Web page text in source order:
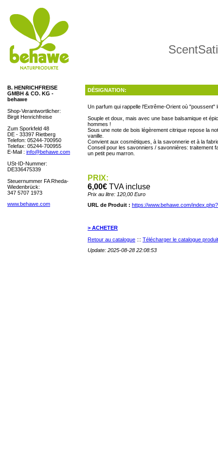
B. HENRICHFREISE
GMBH & CO. KG -
behawe
Shop-Verantwortlicher:
Birgit Henrichfreise
Zum Sporkfeld 48
DE - 33397 Rietberg
Telefon: 05244-700950
Telefax: 05244-700955
E-Mail : info@behawe.com
USt-ID-Nummer:
DE336475339
Steuernummer FA Rheda-
Wiedenbrück:
347 5707 1973
www.behawe.com
DÉSIGNATION:
Un parfum qui rappelle l'Extrême-Orient où "poussent"
Souple et doux, mais avec une base balsamique et
hommes !
Sous une note de bois légèrement citrique repose la
vanille.
Convient aux cosmétiques, à la savonnerie et à la
Conseil pour les savonniers / savonnières: traitement
un petit peu marron.
PRIX:
6,00€ TVA incluse
Prix au litre: 120,00 Euro
URL de Produit : https://www.behawe.com/
> ACHETER
Retour au catalogue ::: Télécharger le catalogue
Update: 2025-08-28 22:08:53